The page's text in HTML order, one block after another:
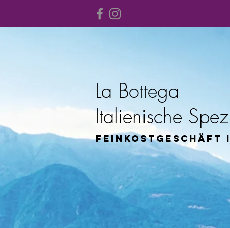
La Bottega
Italienische
Feinkostgeschäft